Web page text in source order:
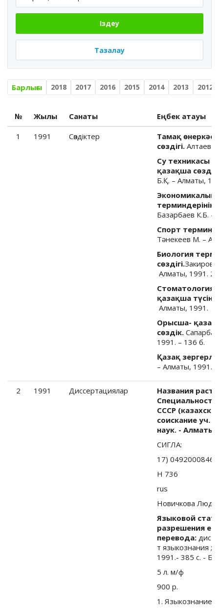
Іздеу
Тазалау
Барлығы 2018 2017 2016 2015 2014 2013 2012
№ Жылы Санаты Еңбек атауы
1 1991 Cөздіктер
Тамақ
сөздігі. Алтаев
Су техникасы
қазақша
Б.Қ. – Алматы,
Экономикалық
терминдерінің
Базарбаев К.Б. –
Спорт
Тәнекеев М. –
Биология
сөздігі.Закиров
Алматы, 1991.
Стоматология
қазақша
Алматы, 1991.
Орысша-
сөздік.
1991. – 136 б.
Қазақ
– Алматы, 1991.
2 1991 Диссертациялар
Названия
СССР
соискание уч.
наук. - Алматы,
СИГЛА:
17) 04920008465
Н 736
rus
Новичкова
Языковой
разрешения
перевода: дис .
т языкознания ;
1991.- 385 с. -
5 л. м/ф
900 р.
1. Языкознание